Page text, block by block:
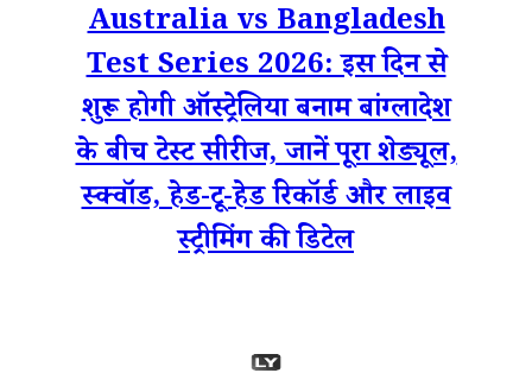
Australia vs Bangladesh
Test Series 2026: इस दिन से
शुरू होगी ऑस्ट्रेलिया बनाम बांग्लादेश
के बीच टेस्ट सीरीज, जानें पूरा शेड्यूल,
स्क्वॉड, हेड-टू-हेड रिकॉर्ड और लाइव
स्ट्रीमिंग की डिटेल